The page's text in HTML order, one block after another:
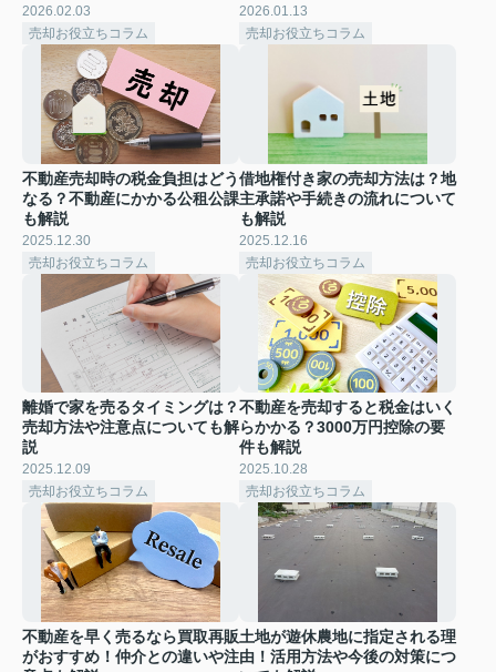
2026.02.03
売却お役立ちコラム
2026.01.13
売却お役立ちコラム
不動産売却時の税金負担はどう
なる？不動産にかかる公租公課
も解説
2025.12.30
売却お役立ちコラム
借地権付き家の売却方法は？地
主承諾や手続きの流れについて
も解説
2025.12.16
売却お役立ちコラム
離婚で家を売るタイミングは？
売却方法や注意点についても解
説
2025.12.09
売却お役立ちコラム
不動産を売却すると税金はいく
らかかる？3000万円控除の要
件も解説
2025.10.28
売却お役立ちコラム
不動産を早く売るなら買取再販
がおすすめ！仲介との違いや注
土地が遊休農地に指定される理
由！活用方法や今後の対策につ